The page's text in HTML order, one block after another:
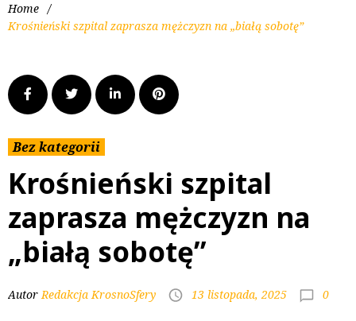
Home /
Krośnieński szpital zaprasza mężczyzn na „białą sobotę”
Bez kategorii
Krośnieński szpital
zaprasza mężczyzn na
„białą sobotę”
AutorRedakcja KrosnoSfery 13 listopada, 2025 0